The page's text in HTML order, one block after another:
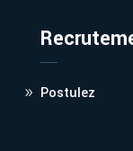
Postulez